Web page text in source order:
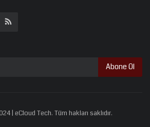
Abone Ol
| eCloud Tech. Tüm hakları saklıdır.